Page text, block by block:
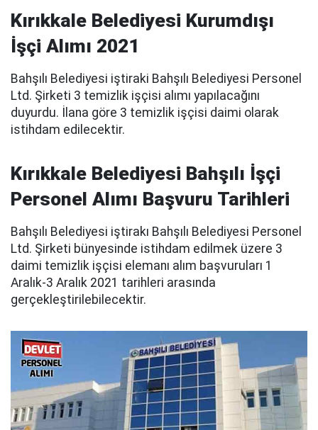
Kırıkkale Belediyesi Kurumdışı
İşçi Alımı 2021
Bahşılı Belediyesi iştiraki Bahşılı Belediyesi Personel
Ltd. Şirketi 3 temizlik işçisi alımı yapılacağını
duyurdu. İlana göre 3 temizlik işçisi daimi olarak
istihdam edilecektir.
Kırıkkale Belediyesi Bahşılı İşçi
Personel Alımı Başvuru Tarihleri
Bahşılı Belediyesi iştirakı Bahşılı Belediyesi Personel
Ltd. Şirketi bünyesinde istihdam edilmek üzere 3
daimi temizlik işçisi elemanı alım başvuruları 1
Aralık-3 Aralık 2021 tarihleri arasında
gerçekleştirilebilecektir.